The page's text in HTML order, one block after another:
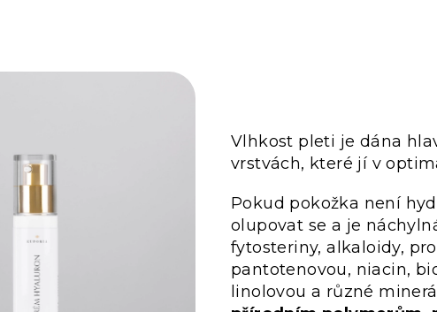
Vlhkost pleti je dána
vrstvách, které jí v
Pokud pokožka není
olupovat se a je
fytosteriny, alkaloidy,
pantotenovou, niacin,
linolovou a různé